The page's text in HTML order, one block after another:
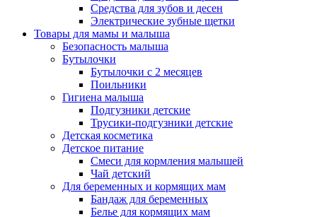
Средства для зубов и десен
Электрические зубные щетки
Товары для мамы и малыша
Безопасность малыша
Бутылочки
Бутылочки с 2 месяцев
Поильники
Гигиена малыша
Подгузники детские
Трусики-подгузники детские
Детская косметика
Детское питание
Смеси для кормления малышей
Чай детский
Для беременных и кормящих мам
Бандаж для беременных
Белье для кормящих мам